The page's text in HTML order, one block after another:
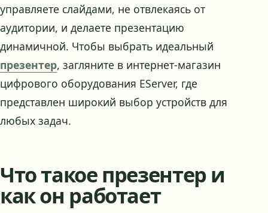
управляете слайдами, не отвлекаясь от
аудитории, и делаете презентацию
динамичной. Чтобы выбрать идеальный
презентер, загляните в интернет-магазин
цифрового оборудования EServer, где
представлен широкий выбор устройств для
любых задач.
Что такое презентер и
как он работает